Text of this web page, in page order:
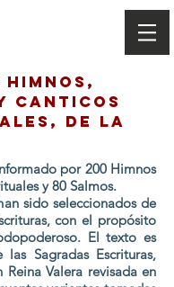
HIMNOS,
CANTICOs
DE LA
por 200 Himnos
y 80 Salmos.
sido seleccionados de
con el propósito
El texto es
Sagradas Escrituras,
Reina Valera revisada en